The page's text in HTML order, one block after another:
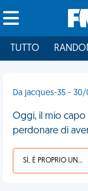
TUTTO
Da jacques-35 - 30/
Oggi, il mio
perdonare di
SÌ, È PROPRIO UNA VDM!